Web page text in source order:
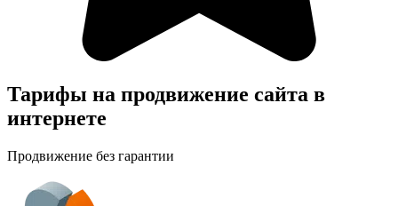
Тарифы на продвижение сайта в
интернете
Продвижение без гарантии